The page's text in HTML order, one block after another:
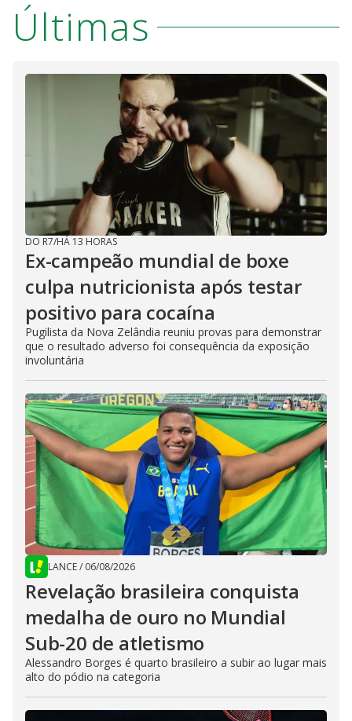
Últimas
DO R7/HÁ 13 HORAS
Ex-campeão mundial de boxe
culpa nutricionista após testar
positivo para cocaína
Pugilista da Nova Zelândia reuniu provas para demonstrar
que o resultado adverso foi consequência da exposição
involuntária
LANCE/ 06/08/2026
Revelação brasileira conquista
medalha de ouro no Mundial
Sub-20 de atletismo
Alessandro Borges é quarto brasileiro a subir ao lugar mais
alto do pódio na categoria